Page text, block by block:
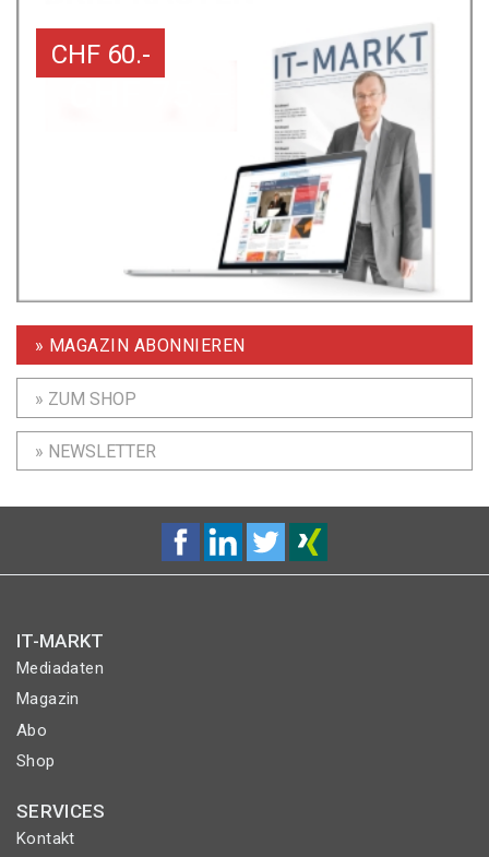
CHF 60.-
» MAGAZIN ABONNIEREN
» ZUM SHOP
» NEWSLETTER
IT-MARKT
Mediadaten
Magazin
Abo
Shop
SERVICES
Kontakt